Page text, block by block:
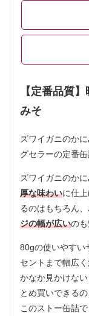
【定番品質
みそ
ズワイガニのか
グセラーの定番缶
ズワイガニのか
厚な味わいに仕
るのはもちろん
ジの幅が広いのも
80gの使いやすい
セントまで幅広
かなか見かけな
とめ買いできる
このストー缶詰